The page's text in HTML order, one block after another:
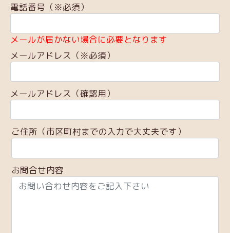
電話番号（※必須）
メールが届かない場合に必要となります
メールアドレス（※必須）
メールアドレス（確認用）
ご住所（市区町村までの入力で大丈夫です）
お問合せ内容